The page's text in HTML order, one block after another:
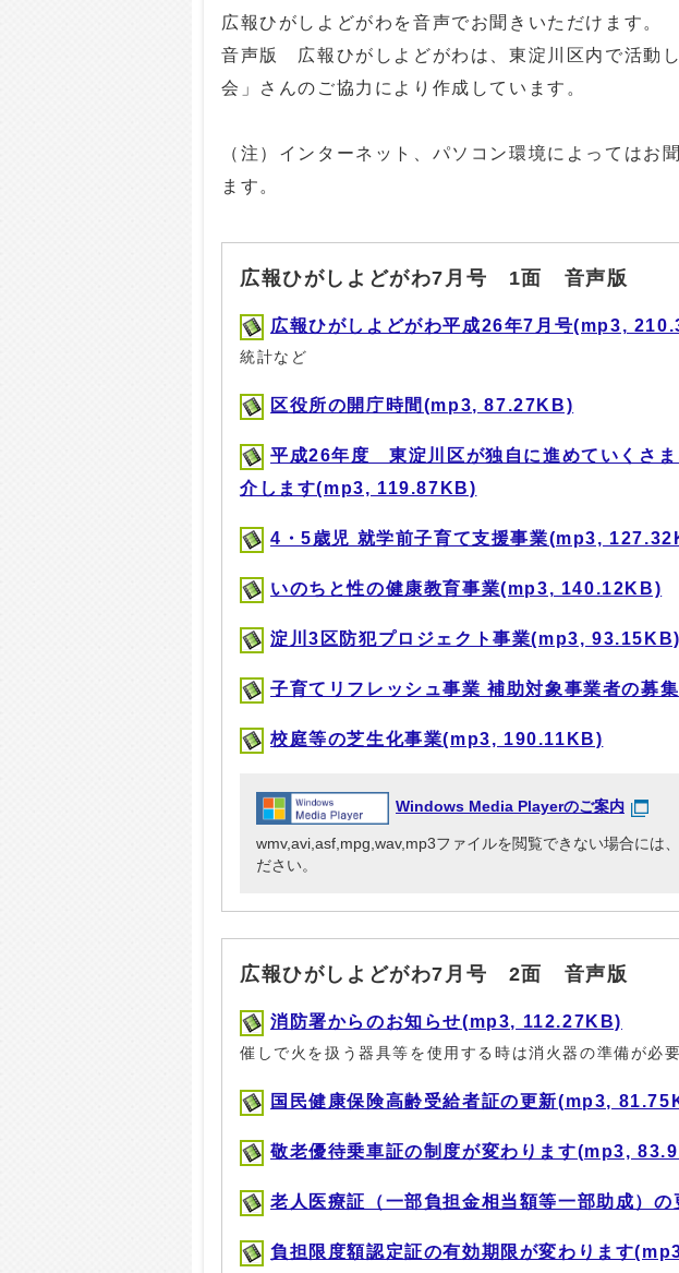
広報ひがしよどがわを音声でお聞きいただけます。
音声版 広報ひがしよどがわは、東淀川区内で活動
会」さんのご協力により作成しています。
（注）インターネット、パソコン環境によってはお
ます。
広報ひがしよどがわ7月号 1面 音声版
広報ひがしよどがわ平成26年7月号(mp3,
統計など
区役所の開庁時間(mp3, 87.27KB)
平成26年度 東淀川区が独自に進めていくさま
介します(mp3, 119.87KB)
4・5歳児 就学前子育て支援事業(mp3,
いのちと性の健康教育事業(mp3, 140.12KB)
淀川3区防犯プロジェクト事業(mp3, 93.15KB)
子育てリフレッシュ事業 補助対象事業者の募
校庭等の芝生化事業(mp3, 190.11KB)
Windows Media Playerのご案内
wmv,avi,asf,mpg,wav,mp3ファイルを閲覧できない場合には
ださい。
広報ひがしよどがわ7月号 2面 音声版
消防署からのお知らせ(mp3, 112.27KB)
催しで火を扱う器具等を使用する時は消火器の準備が必要
国民健康保険高齢受給者証の更新(mp3,
敬老優待乗車証の制度が変わります(mp3,
老人医療証（一部負担金相当額等一部助成）
負担限度額認定証の有効期限が変わります